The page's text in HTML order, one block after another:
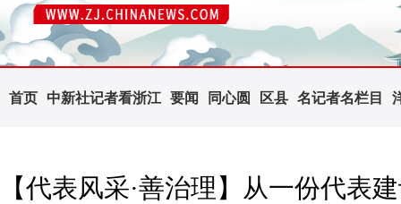
首页 中新社记者看浙江 要闻 同心圆 区县 名记者名栏目
【代表风采·善治理】从一份代表